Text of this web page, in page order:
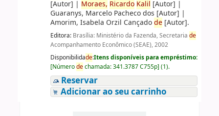
[Autor] | Moraes, Ricardo Kalil [Autor] |
Guaranys, Marcelo Pacheco dos [Autor] |
Amorim, Isabela Orzil Cançadode[Autor].
Editora: Brasília: Ministério da Fazenda, Secretaria de
Acompanhamento Econômico (SEAE), 2002
Disponibilidade:Itens disponíveis para empréstimo:
[Númerodechamada:341.3787 C755p] (1).
Reservar
Adicionar ao seu carrinho